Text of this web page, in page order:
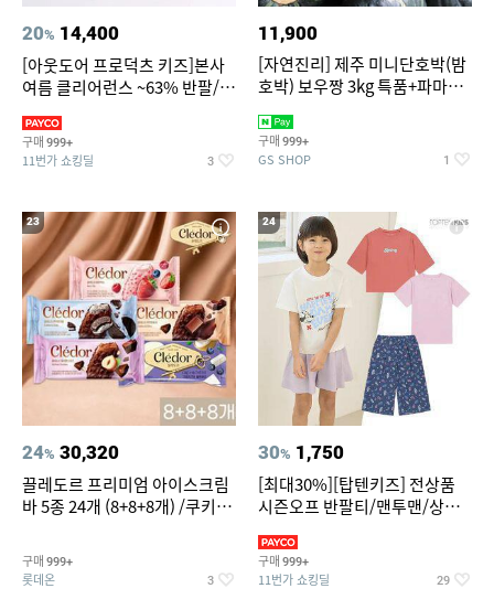
20% 14,400
[아웃도어 프로덕츠 키즈]본사
여름 클리어런스 ~63% 반팔/반
구매 999+
11번가 쇼킹딜 3
11,900
[자연진리] 제주 미니단호박(밤
호박) 보우짱 3kg 특품+파마산
구매 999+
GS SHOP 1
23
24% 30,320
끌레도르 프리미엄 아이스크림
바 5종 24개 (8+8+8개) /쿠키앤
구매 999+
롯데온 3
24
30% 1,750
[최대30%][탑텐키즈] 전상품
시즌오프 반팔티/맨투맨/상하
구매 999+
11번가 쇼킹딜 29